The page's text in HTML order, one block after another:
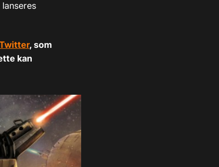
, som
kan